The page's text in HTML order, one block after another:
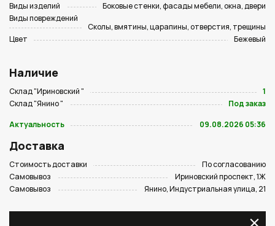
Виды изделий
Боковые стенки, фасады мебели, окна, двери
Виды повреждений
Сколы, вмятины, царапины, отверстия, трещины
Цвет
Бежевый
Наличие
Склад "Ириновский "
1
Склад "Янино "
Под заказ
Актуальность
09.08.2026 05:36
Доставка
Стоимость доставки
По согласованию
Самовывоз
Ириновский проспект, 1Ж
Самовывоз
Янино, Индустриальная улица, 21